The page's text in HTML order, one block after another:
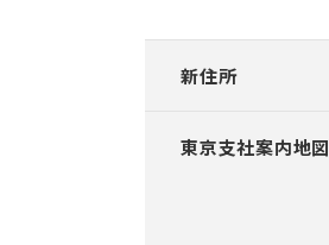
新住所
東京支社案内地図